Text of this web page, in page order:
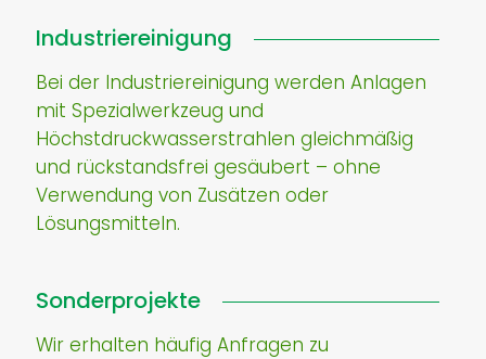
Industriereinigung
Bei der Industriereinigung werden Anlagen
mit Spezialwerkzeug und
Höchstdruckwasserstrahlen gleichmäßig
und rückstandsfrei gesäubert – ohne
Verwendung von Zusätzen oder
Lösungsmitteln.
Sonderprojekte
Wir erhalten häufig Anfragen zu